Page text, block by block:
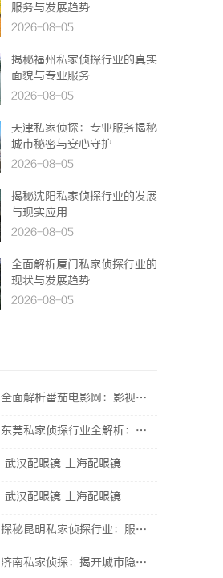
服务与发展趋势
2026-08-05
揭秘福州私家侦探行业的真实
面貌与专业服务
2026-08-05
天津私家侦探：专业服务揭秘
城市秘密与安心守护
2026-08-05
揭秘沈阳私家侦探行业的发展
与现实应用
2026-08-05
全面解析厦门私家侦探行业的
现状与发展趋势
2026-08-05
全面解析番茄电影网：影视爱好者的最佳资源站
东莞私家侦探行业全解析：服务内容与法律边界详解
武汉配眼镜 上海配眼镜
武汉配眼镜 上海配眼镜
探秘昆明私家侦探行业：服务、优势与法律守护
济南私家侦探：揭开城市隐秘真相的幕后英雄